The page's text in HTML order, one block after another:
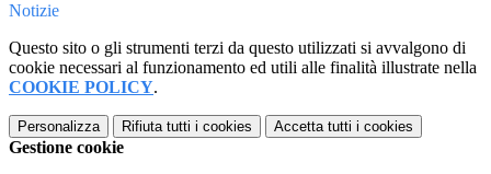
Notizie
Questo sito o gli strumenti terzi da questo utilizzati si avvalgono di
cookie necessari al funzionamento ed utili alle finalità illustrate nella
COOKIE POLICY.
Personalizza Rifiuta tutti i cookies Accetta tutti i cookies
Gestione cookie